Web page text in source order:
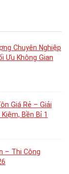
Chuyên Nghiệp
Ưu Không Gian
Giá Rẻ – Giải
Bền Bỉ 1
– Thi Công